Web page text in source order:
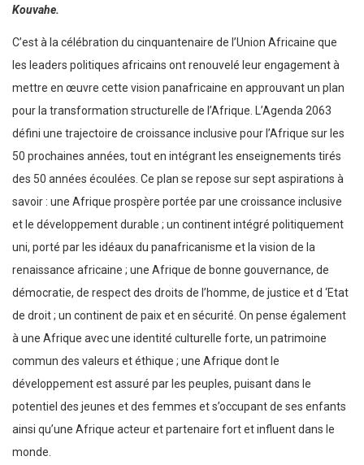
Kouvahe.
C’est à la célébration du cinquantenaire de l’Union Africaine que
les leaders politiques africains ont renouvelé leur engagement à
mettre en œuvre cette vision panafricaine en approuvant un plan
pour la transformation structurelle de l’Afrique. L’Agenda 2063
défini une trajectoire de croissance inclusive pour l’Afrique sur les
50 prochaines années, tout en intégrant les enseignements tirés
des 50 années écoulées. Ce plan se repose sur sept aspirations à
savoir : une Afrique prospère portée par une croissance inclusive
et le développement durable ; un continent intégré politiquement
uni, porté par les idéaux du panafricanisme et la vision de la
renaissance africaine ; une Afrique de bonne gouvernance, de
démocratie, de respect des droits de l’homme, de justice et d ‘Etat
de droit ; un continent de paix et en sécurité. On pense également
à une Afrique avec une identité culturelle forte, un patrimoine
commun des valeurs et éthique ; une Afrique dont le
développement est assuré par les peuples, puisant dans le
potentiel des jeunes et des femmes et s’occupant de ses enfants
ainsi qu’une Afrique acteur et partenaire fort et influent dans le
monde.